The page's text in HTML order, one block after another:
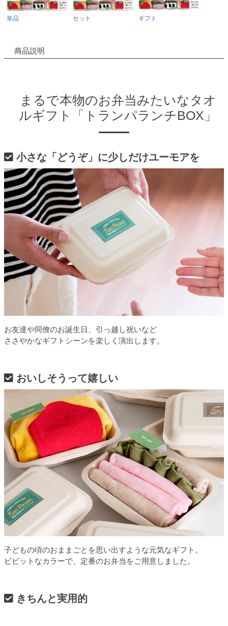
単品 セット ギフト
商品説明
まるで本物のお弁当みたいなタオ
ルギフト「トランパランチBOX」
小さな「どうぞ」に少しだけユーモアを
お友達や同僚のお誕生日、引っ越し祝いなど
ささやかなギフトシーンを楽しく演出します。
おいしそうって嬉しい
子どもの頃のおままごとを思い出すような元気なギフト。
ビビットなカラーで、定番のお弁当をご用意しました。
きちんと実用的